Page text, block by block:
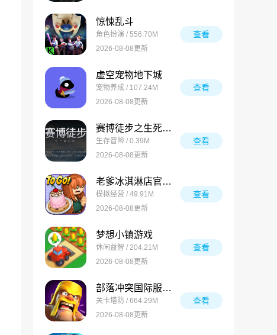
惊悚乱斗
角色扮演 / 556.70M
2026-08-08更新
查看
虚空宠物地下城
宠物养成 / 107.24M
2026-08-08更新
查看
赛博徒步之生死鳌太线
生存冒险 / 0.39M
2026-08-08更新
查看
老爹冰淇淋店官方版
模拟经营 / 49.91M
2026-08-08更新
查看
梦想小镇游戏
休闲益智 / 204.21M
2026-08-08更新
查看
部落冲突国际服最新版
关卡塔防 / 664.29M
2026-08-08更新
查看